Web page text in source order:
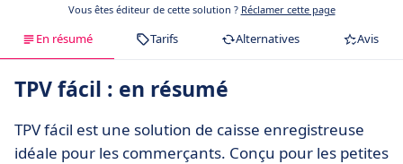
Vous êtes éditeur de cette solution ? Réclamer cette page
En résumé Tarifs Alternatives Avis
TPV fácil : en résumé
TPV fácil est une solution de caisse enregistreuse
idéale pour les commerçants. Conçu pour les petites